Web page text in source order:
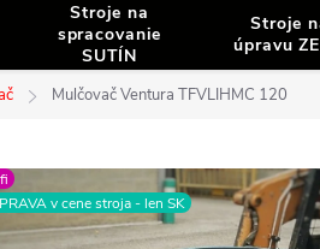
Stroje na
spracovanie
SUTÍN
Stroje
úpravu
Mulčovač Ventura TFVLIHMC 120
v cene stroja - len SK